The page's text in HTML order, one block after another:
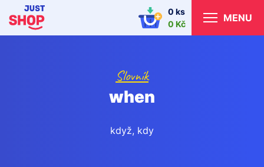
0 ks
0 Kč
MENU
Slovník
when
když, kdy